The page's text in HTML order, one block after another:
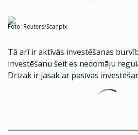
Foto: Reuters/Scanpix
Tā arī ir aktīvās investēšanas
investēšanu šeit es nedomāju
Drīzāk ir jāsāk ar pasīvās